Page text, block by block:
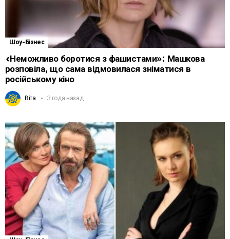
Шоу-Бізнес
«Неможливо боротися з фашистами»: Машкова
розповіла, що сама відмовилася зніматися в
російському кіно
Віта 3 года назад